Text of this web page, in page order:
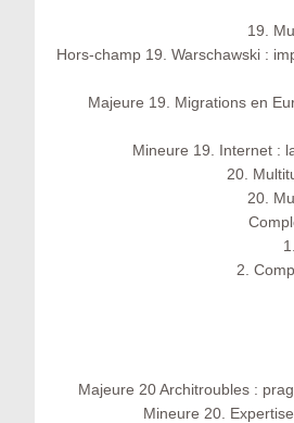
19.
Hors-champ 19. Warschawski :
Majeure 19. Migrations en
Mineure 19. Internet :
20.
20.
2.
Majeure 20 Architroubles :
Mineure 20.